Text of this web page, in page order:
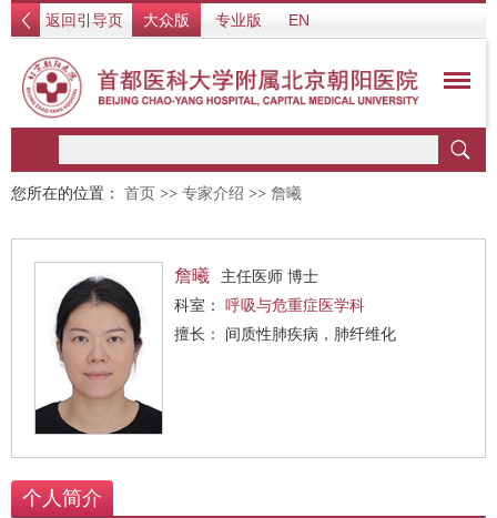
返回引导页 大众版 专业版 EN
您所在的位置： 首页 >> 专家介绍 >> 詹曦
詹曦
主任医师 博士
科室： 呼吸与危重症医学科
擅长： 间质性肺疾病，肺纤维化
个人简介